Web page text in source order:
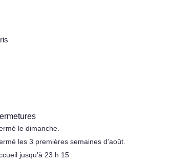
le dimanche.
les 3 premières semaines d'août.
jusqu'à 23 h 15